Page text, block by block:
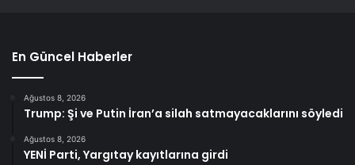
En Güncel Haberler
Ağustos 8, 2026
Trump: Şi ve Putin İran’a silah satmayacaklarını söyledi
Ağustos 8, 2026
YENİ Parti, Yargıtay kayıtlarına girdi